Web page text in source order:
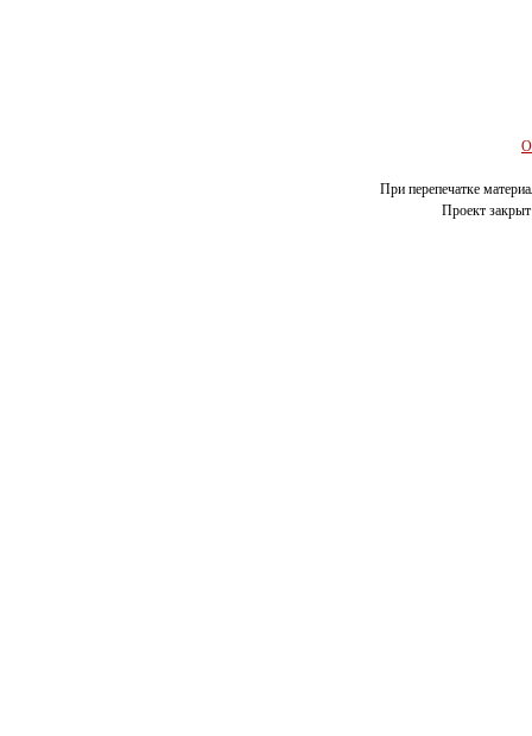
О
При перепечатке
Проект закрыт